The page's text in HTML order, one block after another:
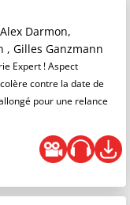
Darmon,
, Gilles Ganzmann
Expert ! Aspect
contre la date de
pour une relance